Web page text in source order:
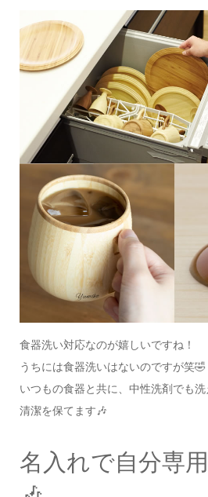
食器洗い対応なのが嬉しいですね！
うちには食器洗いはないのですが笑🤣
いつもの食器と共に、中性洗剤でも洗
清潔を保てます🎶
名入れで自分専